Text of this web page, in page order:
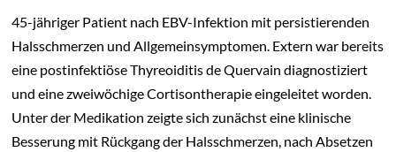
45-jähriger Patient nach EBV-Infektion mit persistierenden
Halsschmerzen und Allgemeinsymptomen. Extern war bereits
eine postinfektiöse Thyreoiditis de Quervain diagnostiziert
und eine zweiwöchige Cortisontherapie eingeleitet worden.
Unter der Medikation zeigte sich zunächst eine klinische
Besserung mit Rückgang der Halsschmerzen, nach Absetzen